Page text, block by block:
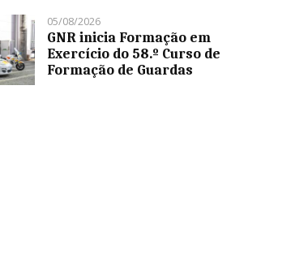
05/08/2026
GNR inicia Formação em
Exercício do 58.º Curso de
Formação de Guardas